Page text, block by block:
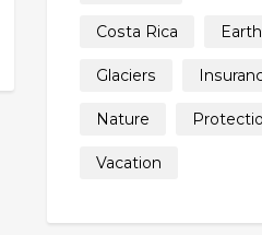
Costa Rica Earth
Glaciers
Nature
Vacation